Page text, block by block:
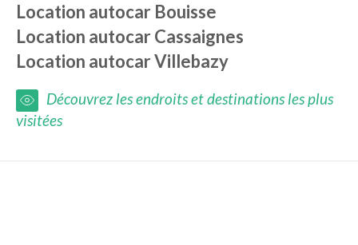
Location autocar Bouisse
Location autocarCassaignes
Location autocarVillebazy
Découvrez les endroits et destinations les plus
visitées